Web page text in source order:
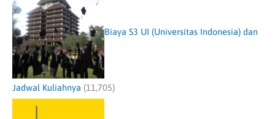
Biaya S3 UI (Universitas Indonesia) dan
Jadwal Kuliahnya (11,705)